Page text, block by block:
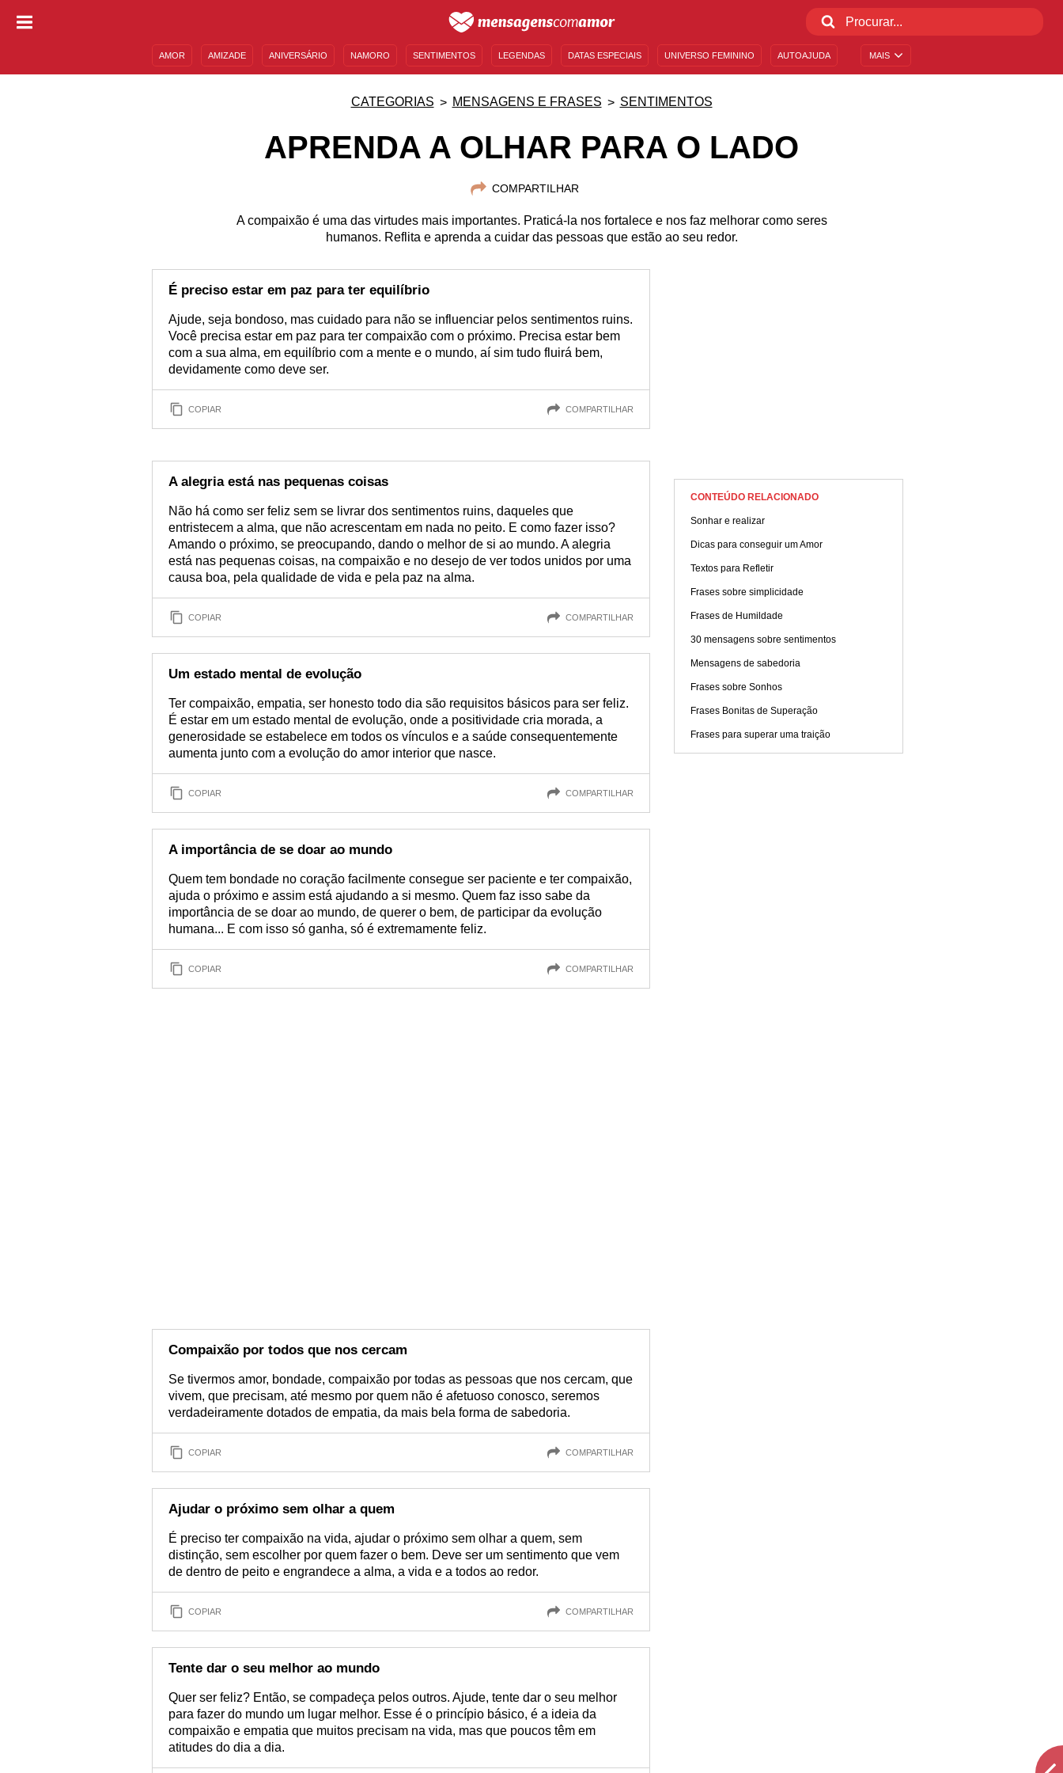
MAIS
AMOR AMIZADE ANIVERSÁRIO NAMORO SENTIMENTOS LEGENDAS DATAS ESPECIAIS UNIVERSO FEMININO AUTOAJUDA
CATEGORIAS MENSAGENS E FRASES SENTIMENTOS
APRENDA A OLHAR PARA O LADO
COMPARTILHAR
A compaixão é uma das virtudes mais importantes. Praticá-la nos fortalece e nos faz melhorar como seres
humanos. Reflita e aprenda a cuidar das pessoas que estão ao seu redor.
É preciso estar em paz para ter equilíbrio
Ajude, seja bondoso, mas cuidado para não se influenciar pelos sentimentos ruins.
Você precisa estar em paz para ter compaixão com o próximo. Precisa estar bem
com a sua alma, em equilíbrio com a mente e o mundo, aí sim tudo fluirá bem,
devidamente como deve ser.
COPIAR COMPARTILHAR
A alegria está nas pequenas coisas
Não há como ser feliz sem se livrar dos sentimentos ruins, daqueles que
entristecem a alma, que não acrescentam em nada no peito. E como fazer isso?
Amando o próximo, se preocupando, dando o melhor de si ao mundo. A alegria
está nas pequenas coisas, na compaixão e no desejo de ver todos unidos por uma
causa boa, pela qualidade de vida e pela paz na alma.
COPIAR COMPARTILHAR
Um estado mental de evolução
Ter compaixão, empatia, ser honesto todo dia são requisitos básicos para ser feliz.
É estar em um estado mental de evolução, onde a positividade cria morada, a
generosidade se estabelece em todos os vínculos e a saúde consequentemente
aumenta junto com a evolução do amor interior que nasce.
COPIAR COMPARTILHAR
A importância de se doar ao mundo
Quem tem bondade no coração facilmente consegue ser paciente e ter compaixão,
ajuda o próximo e assim está ajudando a si mesmo. Quem faz isso sabe da
importância de se doar ao mundo, de querer o bem, de participar da evolução
humana... E com isso só ganha, só é extremamente feliz.
COPIAR COMPARTILHAR
Compaixão por todos que nos cercam
Se tivermos amor, bondade, compaixão por todas as pessoas que nos cercam, que
vivem, que precisam, até mesmo por quem não é afetuoso conosco, seremos
verdadeiramente dotados de empatia, da mais bela forma de sabedoria.
COPIAR COMPARTILHAR
Ajudar o próximo sem olhar a quem
É preciso ter compaixão na vida, ajudar o próximo sem olhar a quem, sem
distinção, sem escolher por quem fazer o bem. Deve ser um sentimento que vem
de dentro de peito e engrandece a alma, a vida e a todos ao redor.
COPIAR COMPARTILHAR
Tente dar o seu melhor ao mundo
Quer ser feliz? Então, se compadeça pelos outros. Ajude, tente dar o seu melhor
para fazer do mundo um lugar melhor. Esse é o princípio básico, é a ideia da
compaixão e empatia que muitos precisam na vida, mas que poucos têm em
atitudes do dia a dia.
CONTEÚDO RELACIONADO
Sonhar e realizar
Dicas para conseguir um Amor
Textos para Refletir
Frases sobre simplicidade
Frases de Humildade
30 mensagens sobre sentimentos
Mensagens de sabedoria
Frases sobre Sonhos
Frases Bonitas de Superação
Frases para superar uma traição